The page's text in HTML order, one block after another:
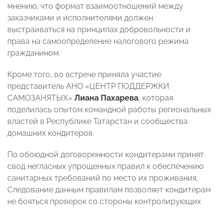
мнению, что формат взаимоотношений между
заказчиками и исполнителями должен
выстраиваться на принципах добровольности и
права на самоопределение налогового режима
гражданином.
Кроме того, во встрече приняла участие
представитель АНО «ЦЕНТР ПОДДЕРЖКИ
САМОЗАНЯТЫХ» Лиана Пахарева, которая
поделилась опытом командной работы региональных
властей в Республике Татарстан и сообщества
домашних кондитеров.
По обоюдной договоренности кондитерами принят
свод негласных упрощенных правил к обеспечению
санитарных требований по место их проживания.
Следование данным правилам позволяет кондитерам
не бояться проверок со стороны контролирующих